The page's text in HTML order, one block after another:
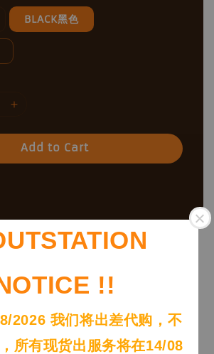
!!
2026 我们将出差代购，不
所有现货出服务将在14/08
BLACK黑色
Add to Cart